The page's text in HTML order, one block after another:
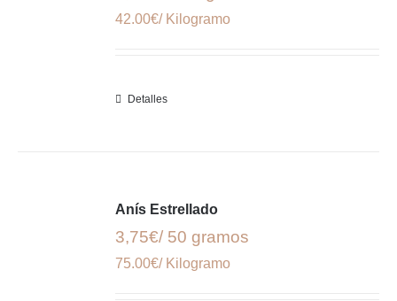
42.00€/ Kilogramo
Detalles
Anís Estrellado
3,75€/ 50 gramos
75.00€/ Kilogramo